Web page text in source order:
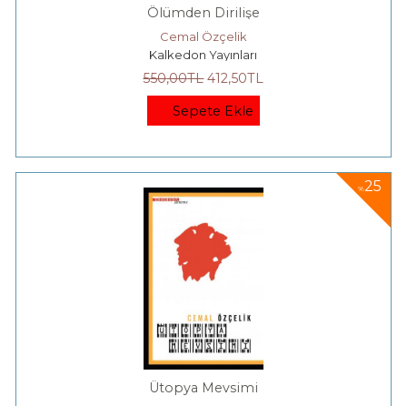
Ölümden Dirilişe
Cemal Özçelik
Kalkedon Yayınları
550,00TL 412,50TL
Sepete Ekle
%25
Ütopya Mevsimi